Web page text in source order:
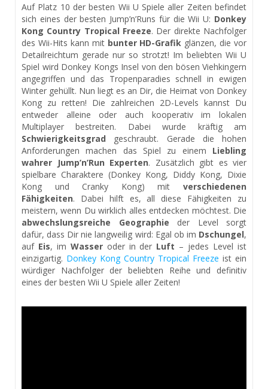
Auf Platz 10 der besten Wii U Spiele aller Zeiten befindet
sich eines der besten Jump’n’Runs für die Wii U: Donkey
Kong Country Tropical Freeze. Der direkte Nachfolger
des Wii-Hits kann mit bunter HD-Grafik glänzen, die vor
Detailreichtum gerade nur so strotzt! Im beliebten Wii U
Spiel wird Donkey Kongs Insel von den bösen Viehkingern
angegriffen und das Tropenparadies schnell in ewigen
Winter gehüllt. Nun liegt es an Dir, die Heimat von Donkey
Kong zu retten! Die zahlreichen 2D-Levels kannst Du
entweder alleine oder auch kooperativ im lokalen
Multiplayer bestreiten. Dabei wurde kräftig am
Schwierigkeitsgrad geschraubt. Gerade die hohen
Anforderungen machen das Spiel zu einem Liebling
wahrer Jump’n’Run Experten. Zusätzlich gibt es vier
spielbare Charaktere (Donkey Kong, Diddy Kong, Dixie
Kong und Cranky Kong) mit verschiedenen
Fähigkeiten. Dabei hilft es, all diese Fähigkeiten zu
meistern, wenn Du wirklich alles entdecken möchtest. Die
abwechslungsreiche Geographie der Level sorgt
dafür, dass Dir nie langweilig wird: Egal ob im Dschungel,
auf Eis, im Wasseroder in der Luft – jedes Level ist
einzigartig. Donkey Kong Country Tropical Freeze ist ein
würdiger Nachfolger der beliebten Reihe und definitiv
eines der besten Wii U Spiele aller Zeiten!